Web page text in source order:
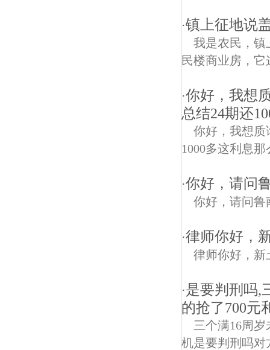
·镇上征地说
我是农民，镇
民楼商业房，
·你好，我想
总结24期还
你好，我想质
1000多这利息那
·你好，请问
你好，请问鲁
·律师你好，
律师你好，新
·是要判刑吗,
的抢了700元
三个满16周
机是要判刑吗对